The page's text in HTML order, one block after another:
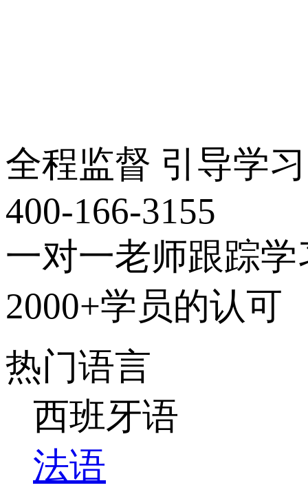
全程监督 引导学习
400-166-3155
一对一老师跟踪学
2000+学员的认可
热门语言
西班牙语
法语